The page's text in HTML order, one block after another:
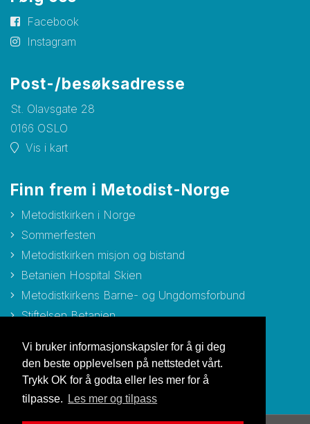
Vi bruker informasjonskapsler for å gi deg
den beste opplevelsen på nettstedet vårt.
Trykk OK for å godta eller les mer for å
tilpasse.
Les mer og tilpass
Facebook
Instagram
Post-/besøksadresse
St. Olavsgate 28
0166 OSLO
Vis i kart
Finn frem i Metodist-Norge
Metodistkirken i Norge
Sommerfesten
Metodistkirken misjon og bistand
Betanien Hospital Skien
Metodistkirkens Barne- og Ungdomsforbund
Stiftelsen Betanien